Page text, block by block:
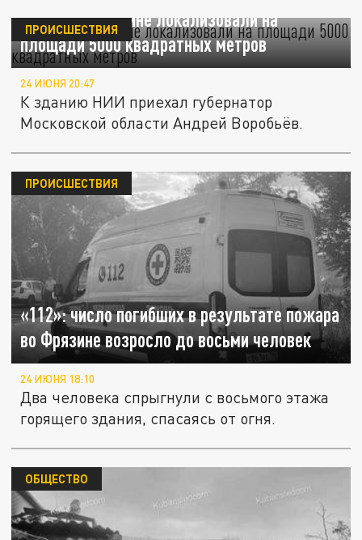
Пожар во Фрязине локализовали на
площади 5000 квадратных метров
ПРОИСШЕСТВИЯ
24 ИЮНЯ 20:47
К зданию НИИ приехал губернатор
Московской области Андрей Воробьёв.
«112»: число погибших в результате пожара
во Фрязине возросло до восьми человек
ПРОИСШЕСТВИЯ
24 ИЮНЯ 18:10
Два человека спрыгнули с восьмого этажа
горящего здания, спасаясь от огня.
ОБЩЕСТВО